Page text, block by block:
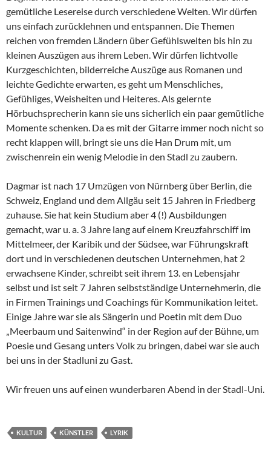
gemütliche Lesereise durch verschiedene Welten. Wir dürfen
uns einfach zurücklehnen und entspannen. Die Themen
reichen von fremden Ländern über Gefühlswelten bis hin zu
kleinen Auszügen aus ihrem Leben. Wir dürfen lichtvolle
Kurzgeschichten, bilderreiche Auszüge aus Romanen und
leichte Gedichte erwarten, es geht um Menschliches,
Gefühliges, Weisheiten und Heiteres. Als gelernte
Hörbuchsprecherin kann sie uns sicherlich ein paar gemütliche
Momente schenken. Da es mit der Gitarre immer noch nicht so
recht klappen will, bringt sie uns die Han Drum mit, um
zwischenrein ein wenig Melodie in den Stadl zu zaubern.
Dagmar ist nach 17 Umzügen von Nürnberg über Berlin, die
Schweiz, England und dem Allgäu seit 15 Jahren in Friedberg
zuhause. Sie hat kein Studium aber 4 (!) Ausbildungen
gemacht, war u. a. 3 Jahre lang auf einem Kreuzfahrschiff im
Mittelmeer, der Karibik und der Südsee, war Führungskraft
dort und in verschiedenen deutschen Unternehmen, hat 2
erwachsene Kinder, schreibt seit ihrem 13. en Lebensjahr
selbst und ist seit 7 Jahren selbstständige Unternehmerin, die
in Firmen Trainings und Coachings für Kommunikation leitet.
Einige Jahre war sie als Sängerin und Poetin mit dem Duo
„Meerbaum und Saitenwind“ in der Region auf der Bühne, um
Poesie und Gesang unters Volk zu bringen, dabei war sie auch
bei uns in der Stadluni zu Gast.
Wir freuen uns auf einen wunderbaren Abend in der Stadl-Uni.
KULTUR KÜNSTLER LYRIK